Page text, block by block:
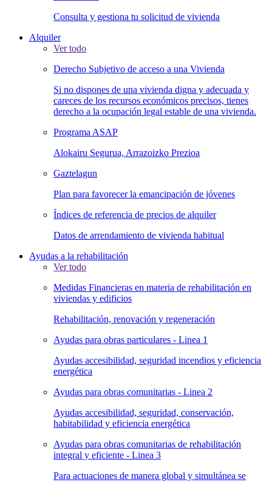
Consulta y gestiona tu solicitud de vivienda
Alquiler
Ver todo
Derecho Subjetivo de acceso a una Vivienda
Si no dispones de una vivienda digna y adecuada y
careces de los recursos económicos precisos, tienes
derecho a la ocupación legal estable de una vivienda.
Programa ASAP
Alokairu Segurua, Arrazoizko Prezioa
Gaztelagun
Plan para favorecer la emancipación de jóvenes
Índices de referencia de precios de alquiler
Datos de arrendamiento de vivienda habitual
Ayudas a la rehabilitación
Ver todo
Medidas Financieras en materia de rehabilitación en
viviendas y edificios
Rehabilitación, renovación y regeneración
Ayudas para obras particulares - Linea 1
Ayudas accesibilidad, seguridad incendios y eficiencia
energética
Ayudas para obras comunitarias - Linea 2
Ayudas accesibilidad, seguridad, conservación,
habitabilidad y eficiencia energética
Ayudas para obras comunitarias de rehabilitación
integral y eficiente - Linea 3
Para actuaciones de manera global y simultánea se